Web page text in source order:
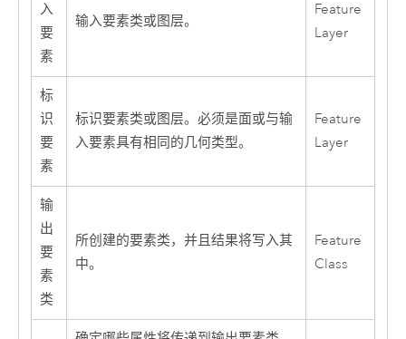
入
要
素
输入要素类或图层。
Feature
Layer
标
识
要
素
标识要素类或图层。必须是面或与输
入要素具有相同的几何类型。
Feature
Layer
输
出
要
素
类
所创建的要素类，并且结果将写入其
中。
Feature
Class